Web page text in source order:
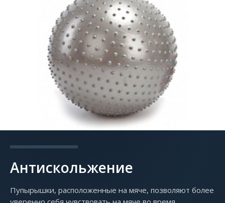
Антискольжение
Пупырышки, расположенные на мяче, позволяют более